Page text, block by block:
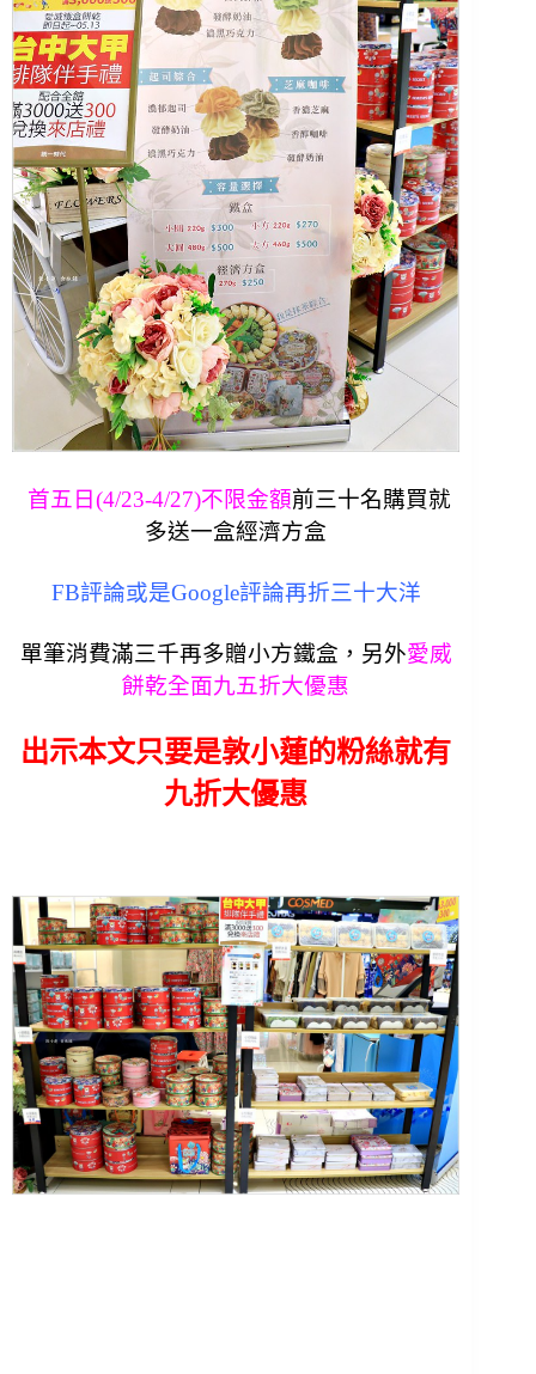
首五日(4/23-4/27)不限金額前三十名購買就
多送一盒經濟方盒
FB評論或是Google評論再折三十大洋
單筆消費滿三千再多贈小方鐵盒，另外愛威
餅乾全面九五折大優惠
出示本文只要是敦小蓮的粉絲就有
九折大優惠